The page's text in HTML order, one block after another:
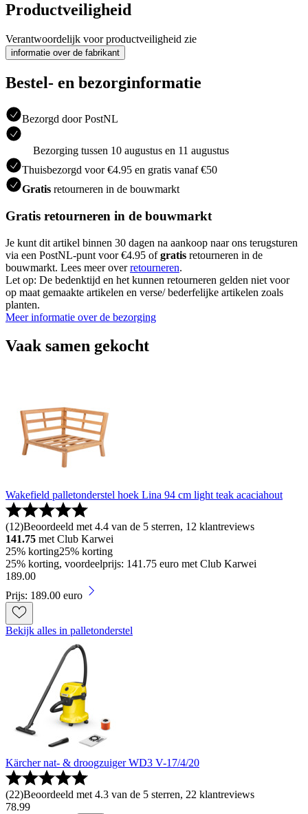
Productveiligheid
Verantwoordelijk voor productveiligheid zie
informatie over de fabrikant
Bestel- en bezorginformatie
Bezorgd door PostNL
Bezorging tussen 10 augustus en 11 augustus
Thuisbezorgd voor €4.95 en gratis vanaf €50
Gratis retourneren in de bouwmarkt
Gratis retourneren in de bouwmarkt
Je kunt dit artikel binnen 30 dagen na aankoop naar ons terugsturen
via een PostNL-punt voor €4.95 ofgratis retourneren in de
bouwmarkt. Lees meer overretourneren.
Let op: De bedenktijd en het kunnen retourneren gelden niet voor
op maat gemaakte artikelen en verse/ bederfelijke artikelen zoals
planten.
Meer informatie over de bezorging
Vaak samen gekocht
Wakefield palletonderstel hoek Lina 94 cm light teak acaciahout
(12)Beoordeeld met 4.4 van de 5 sterren, 12 klantreviews
141.75 met Club Karwei
25% korting25% korting
25% korting, voordeelprijs: 141.75 euro met Club Karwei
189.00
Prijs: 189.00 euro
Bekijk alles in palletonderstel
Kärcher nat- & droogzuiger WD3 V-17/4/20
(22)Beoordeeld met 4.3 van de 5 sterren, 22 klantreviews
78.99